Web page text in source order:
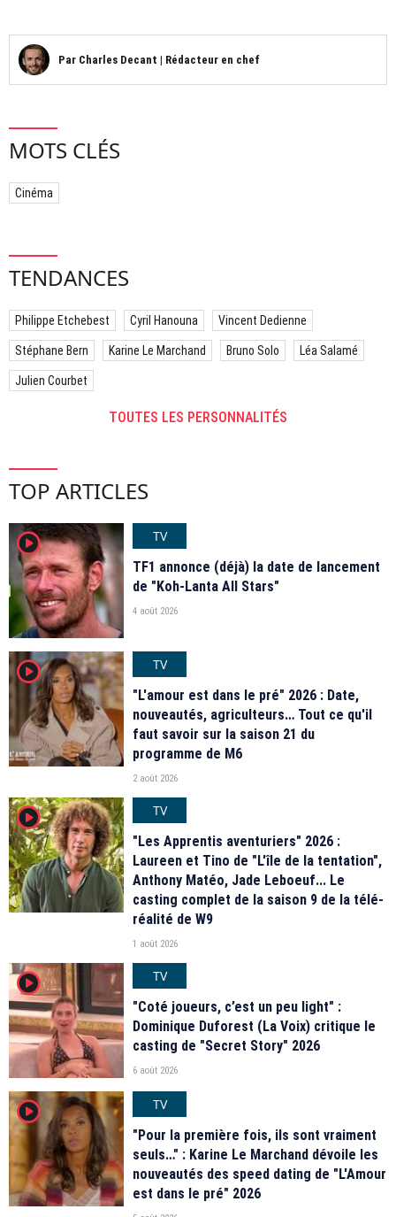
Par Charles Decant | Rédacteur en chef
MOTS CLÉS
Cinéma
TENDANCES
Philippe Etchebest Cyril Hanouna Vincent Dedienne
Stéphane Bern Karine Le Marchand Bruno Solo Léa Salamé
Julien Courbet
TOUTES LES PERSONNALITÉS
TOP ARTICLES
player2
TV
TF1 annonce (déjà) la date de lancement
de "Koh-Lanta All Stars"
4 août 2026
player2
TV
"L'amour est dans le pré" 2026 : Date,
nouveautés, agriculteurs… Tout ce qu'il
faut savoir sur la saison 21 du
programme de M6
2 août 2026
player2
TV
"Les Apprentis aventuriers" 2026 :
Laureen et Tino de "L'île de la tentation",
Anthony Matéo, Jade Leboeuf... Le
casting complet de la saison 9 de la télé-
réalité de W9
1 août 2026
player2
TV
"Coté joueurs, c’est un peu light" :
Dominique Duforest (La Voix) critique le
casting de "Secret Story" 2026
6 août 2026
player2
TV
"Pour la première fois, ils sont vraiment
seuls…" : Karine Le Marchand dévoile les
nouveautés des speed dating de "L'Amour
est dans le pré" 2026